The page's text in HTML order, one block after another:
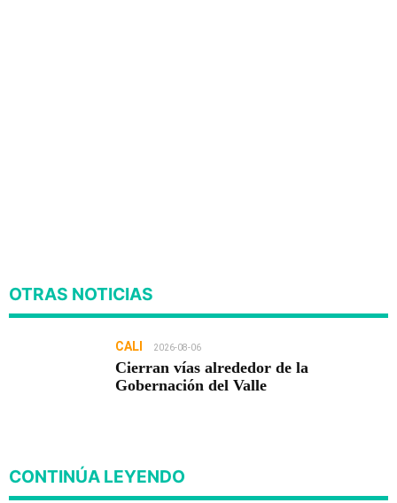
OTRAS NOTICIAS
CALI 2026-08-06
Cierran vías alrededor de la
Gobernación del Valle
CONTINÚA LEYENDO